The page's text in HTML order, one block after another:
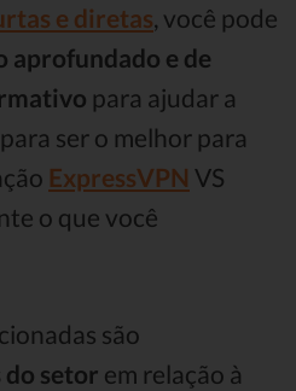
e diretas , você pode
aprofundado e de
para ajudar a
ser o melhor para
ExpressVPN VS
o que você
são
do setor em relação à